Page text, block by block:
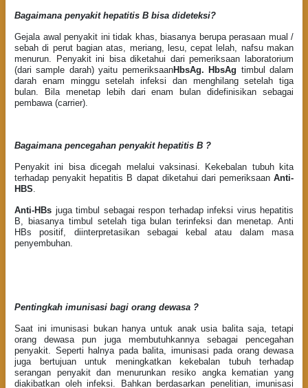
Bagaimana penyakit hepatitis B bisa dideteksi?
Gejala awal penyakit ini tidak khas, biasanya berupa perasaan mual /
sebah di perut bagian atas, meriang, lesu, cepat lelah, nafsu makan
menurun. Penyakit ini bisa diketahui dari pemeriksaan laboratorium
(dari sample darah) yaitu pemeriksaanHbsAg. HbsAg timbul dalam
darah enam minggu setelah infeksi dan menghilang setelah tiga
bulan. Bila menetap lebih dari enam bulan didefinisikan sebagai
pembawa (carrier).
Bagaimana pencegahan penyakit hepatitis B ?
Penyakit ini bisa dicegah melalui vaksinasi. Kekebalan tubuh kita
terhadap penyakit hepatitis B dapat diketahui dari pemeriksaan Anti-
HBS.
Anti-HBs juga timbul sebagai respon terhadap infeksi virus hepatitis
B, biasanya timbul setelah tiga bulan terinfeksi dan menetap. Anti
HBs positif, diinterpretasikan sebagai kebal atau dalam masa
penyembuhan.
Pentingkah imunisasi bagi orang dewasa ?
Saat ini imunisasi bukan hanya untuk anak usia balita saja, tetapi
orang dewasa pun juga membutuhkannya sebagai pencegahan
penyakit. Seperti halnya pada balita, imunisasi pada orang dewasa
juga bertujuan untuk meningkatkan kekebalan tubuh terhadap
serangan penyakit dan menurunkan resiko angka kematian yang
diakibatkan oleh infeksi. Bahkan berdasarkan penelitian, imunisasi